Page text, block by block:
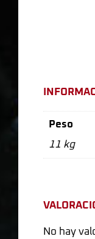
Peso
11 kg
No hay